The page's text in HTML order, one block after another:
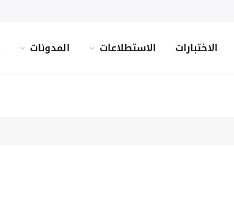
الاختبارات الاستطلاعات المدونات